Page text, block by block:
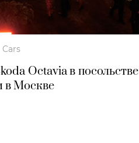
Cars
Octavia в посольстве
в Москве